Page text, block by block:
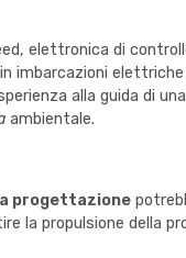
elettronica di
imbarcazioni
alla guida di
ambientale.
progettazione
la propulsione della